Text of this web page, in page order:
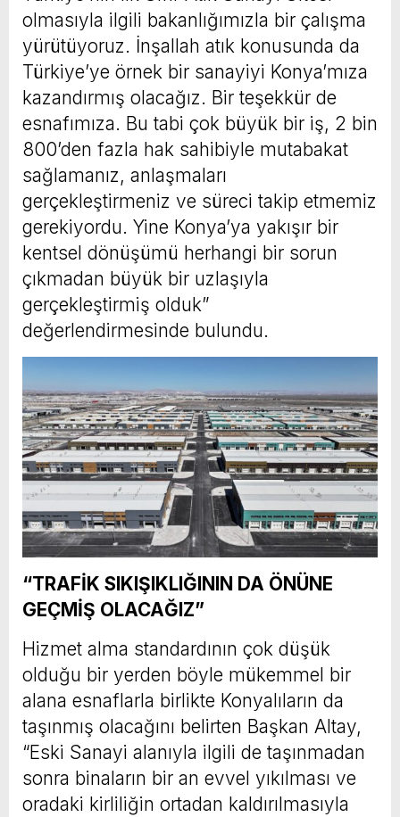
olmasıyla ilgili bakanlığımızla bir çalışma
yürütüyoruz. İnşallah atık konusunda da
Türkiye’ye örnek bir sanayiyi Konya’mıza
kazandırmış olacağız. Bir teşekkür de
esnafımıza. Bu tabi çok büyük bir iş, 2 bin
800’den fazla hak sahibiyle mutabakat
sağlamanız, anlaşmaları
gerçekleştirmeniz ve süreci takip etmemiz
gerekiyordu. Yine Konya’ya yakışır bir
kentsel dönüşümü herhangi bir sorun
çıkmadan büyük bir uzlaşıyla
gerçekleştirmiş olduk”
değerlendirmesinde bulundu.
“TRAFİK SIKIŞIKLIĞININ DA ÖNÜNE
GEÇMİŞ OLACAĞIZ”
Hizmet alma standardının çok düşük
olduğu bir yerden böyle mükemmel bir
alana esnaflarla birlikte Konyalıların da
taşınmış olacağını belirten Başkan Altay,
“Eski Sanayi alanıyla ilgili de taşınmadan
sonra binaların bir an evvel yıkılması ve
oradaki kirliliğin ortadan kaldırılmasıyla